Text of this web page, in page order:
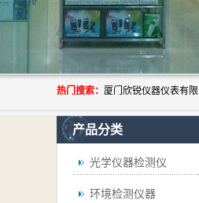
热门搜索：
产品分类
光学仪器检测仪
环境检测仪器